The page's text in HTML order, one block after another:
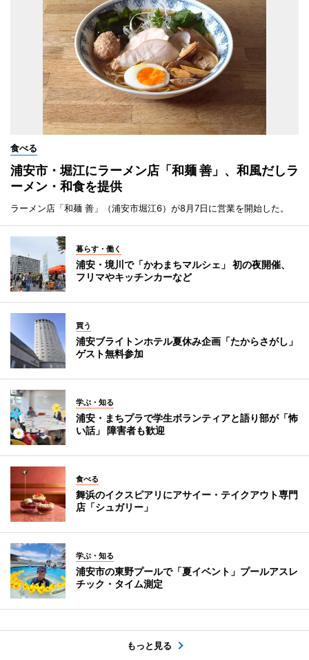
食べる
浦安市・堀江にラーメン店「和麺 善」、和風だしラ
ーメン・和食を提供
ラーメン店「和麺 善」（浦安市堀江6）が8月7日に営業を開始した。
暮らす・働く
浦安・境川で「かわまちマルシェ」 初の夜開催、
フリマやキッチンカーなど
買う
浦安ブライトンホテル夏休み企画「たからさがし」
ゲスト無料参加
学ぶ・知る
浦安・まちプラで学生ボランティアと語り部が「怖
い話」 障害者も歓迎
食べる
舞浜のイクスピアリにアサイー・テイクアウト専門
店「シュガリー」
学ぶ・知る
浦安市の東野プールで「夏イベント」プールアスレ
チック・タイム測定
もっと見る